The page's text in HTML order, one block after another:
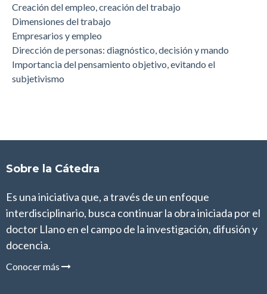
Creación del empleo, creación del trabajo
Dimensiones del trabajo
Empresarios y empleo
Dirección de personas: diagnóstico, decisión y mando
Importancia del pensamiento objetivo, evitando el
subjetivismo
Sobre la Cátedra
Es una iniciativa que, a través de un enfoque
interdisciplinario, busca continuar la obra iniciada por el
doctor Llano en el campo de la investigación, difusión y
docencia.
Conocer más